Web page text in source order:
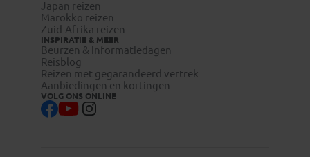
Japan reizen
Marokko reizen
Zuid-Afrika reizen
INSPIRATIE & MEER
Beurzen & informatiedagen
Reisblog
Reizen met gegarandeerd vertrek
Aanbiedingen en kortingen
VOLG ONS ONLINE